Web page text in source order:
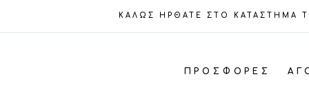
ΚΑΛΩΣ ΗΡΘΑΤΕ ΣΤΟ ΚΑΤΑΣΤΗΜΑ
ΠΡΟΣΦΟΡΈΣ